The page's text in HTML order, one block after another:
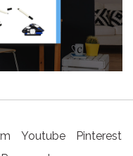
Youtube
Pinterest